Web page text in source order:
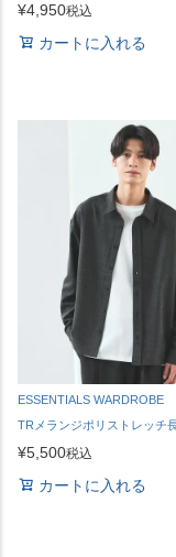
¥4,950税込
カートに入れる
ESSENTIALS WARDROBE
TRメランジポリストレッチ
¥5,500税込
カートに入れる